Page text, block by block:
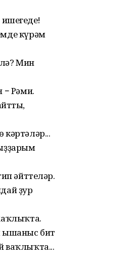
күрәм
Мин
− Рәми.
әйттеләр.
ҙур
ышаныс бит
ваҡлыҡта...